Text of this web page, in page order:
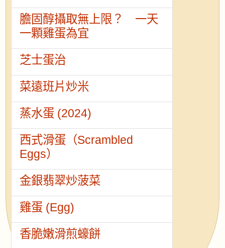
膽固醇攝取無上限？ 一天
一顆雞蛋為宜
芝士蛋治
菜遠班片炒米
蒸水蛋 (2024)
西式滑蛋（Scrambled
Eggs）
金銀翡翠炒菠菜
雞蛋 (Egg)
香脆嫩滑煎蠔餅